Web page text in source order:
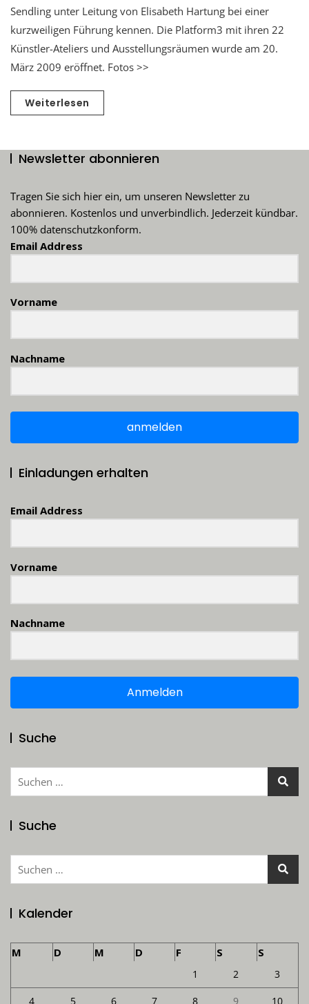
Sendling unter Leitung von Elisabeth Hartung bei einer
kurzweiligen Führung kennen. Die Platform3 mit ihren 22
Künstler-Ateliers und Ausstellungsräumen wurde am 20.
März 2009 eröffnet. Fotos >>
Weiterlesen
Newsletter abonnieren
Tragen Sie sich hier ein, um unseren Newsletter zu
abonnieren. Kostenlos und unverbindlich. Jederzeit kündbar.
100% datenschutzkonform.
Email Address
Vorname
Nachname
anmelden
Einladungen erhalten
Email Address
Vorname
Nachname
Anmelden
Suche
Suchen
Suche
Suchen
Kalender
M D M D F S S
1 2 3
4 5 6 7 8 9 10